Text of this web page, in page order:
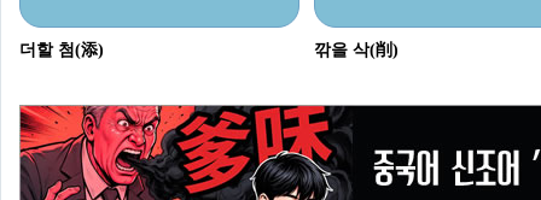
더할 첨(添) 깎을 삭(削)